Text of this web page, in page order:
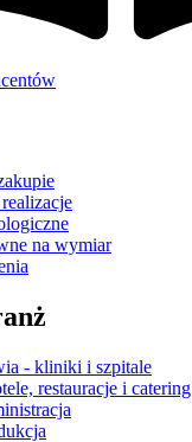
na wymiar
- kliniki i szpitale
restauracje i catering